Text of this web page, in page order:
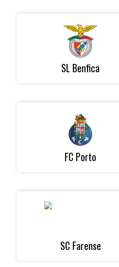
SL Benfica
FC Porto
SC Farense